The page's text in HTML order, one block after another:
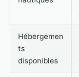
Hébergemen
ts
disponibles